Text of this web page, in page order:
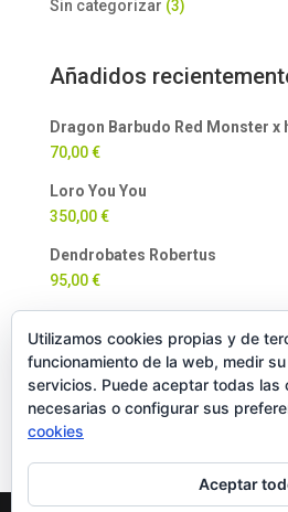
Sin categorizar (3)
Añadidos
Dragon Barbudo Red Monster x
70,00€
Loro You You
350,00€
Dendrobates Robertus
95,00€
90,00€
Milpiés Gigante
35,00€
Utilizamos cookies propias y de
funcionamiento de la web, medir
servicios. Puede aceptar todas las
necesarias o configurar sus
cookies
Aceptar